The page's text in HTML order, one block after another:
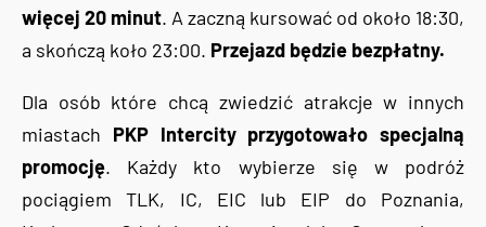
więcej 20 minut. A zaczną kursować od około 18:30,
a skończą koło 23:00. Przejazd będzie bezpłatny.
Dla osób które chcą zwiedzić atrakcje w innych
miastach PKP Intercity przygotowało specjalną
promocję. Każdy kto wybierze się w podróż
pociągiem TLK, IC, EIC lub EIP do Poznania,